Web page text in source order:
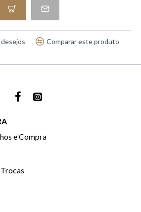
Comparar este produto
e Compra